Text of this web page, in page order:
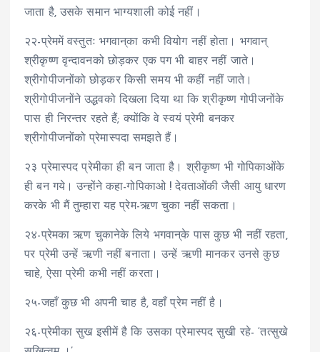
जाता है, उसके समान भाग्यशाली कोई नहीं।
२२-प्रेममें वस्तुतः भगवान्‌का कभी वियोग नहीं होता। भगवान्
श्रीकृष्ण वृन्दावनको छोड़कर एक पग भी बाहर नहीं जाते।
श्रीगोपीजनोंको छोड़कर किसी समय भी कहीं नहीं जाते।
श्रीगोपीजनोंने उद्धवको दिखला दिया था कि श्रीकृष्ण गोपीजनोंके
पास ही निरन्तर रहते हैं; क्योंकि वे स्वयं प्रेमी बनकर
श्रीगोपीजनोंको प्रेमास्पदा समझते हैं।
२३ प्रेमास्पद प्रेमीका ही बन जाता है। श्रीकृष्ण भी गोपिकाओंके
ही बन गये। उन्होंने कहा-गोपिकाओ ! देवताओंकी जैसी आयु धारण
करके भी मैं तुम्हारा यह प्रेम-ऋण चुका नहीं सकता।
२४-प्रेमका ऋण चुकानेके लिये भगवान्‌के पास कुछ भी नहीं रहता,
पर प्रेमी उन्हें ऋणी नहीं बनाता। उन्हें ऋणी मानकर उनसे कुछ
चाहे, ऐसा प्रेमी कभी नहीं करता।
२५-जहाँ कुछ भी अपनी चाह है, वहाँ प्रेम नहीं है।
२६-प्रेमीका सुख इसीमें है कि उसका प्रेमास्पद सुखी रहे- ‘तत्सुखे